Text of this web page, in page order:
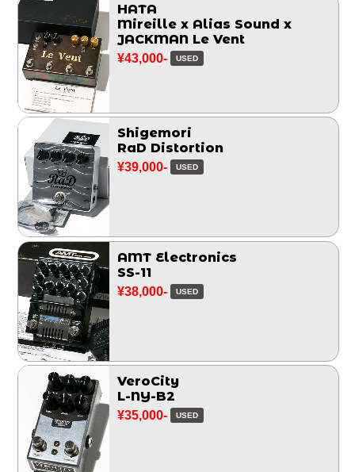
HATA
Mireille x Alias Sound x
JACKMAN Le Vent
¥43,000- USED
Shigemori
RaD Distortion
¥39,000- USED
AMT Electronics
SS-11
¥38,000- USED
VeroCity
L-NY-B2
¥35,000- USED